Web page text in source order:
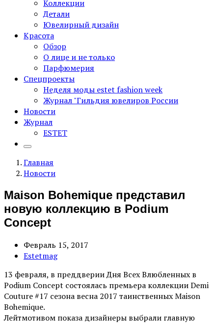
Коллекции
Детали
Ювелирный дизайн
Красота
Обзор
О лице и не только
Парфюмерия
Спецпроекты
Неделя моды estet fashion week
Журнал "Гильдия ювелиров России
Новости
Журнал
ESTET
Главная
Новости
Maison Bohemique представил
новую коллекцию в Podium
Concept
Февраль 15, 2017
Estetmag
13 февраля, в преддверии Дня Всех Влюбленных в
Podium Concept состоялась премьера коллекции Demi
Couture #17 сезона весна 2017 таинственных Maison
Bohemique.
Лейтмотивом показа дизайнеры выбрали главную